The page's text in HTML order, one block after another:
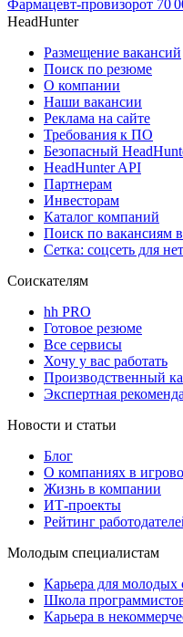
Фармацевт-провизорот 70
HeadHunter
Размещение вакансий
Поиск по резюме
О компании
Наши вакансии
Реклама на сайте
Требования к ПО
Безопасный
HeadHunter API
Партнерам
Инвесторам
Каталог компаний
Поиск по вакансиям
Сетка: соцсеть для
Соискателям
hh PRO
Готовое резюме
Все сервисы
Хочу у вас работать
Производственный
Экспертная
Новости и статьи
Блог
О компаниях в
Жизнь в компании
ИТ-проекты
Рейтинг
Молодым специалистам
Карьера для молодых
Школа
Карьера в